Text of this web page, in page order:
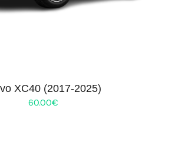
XC40 (2017-2025)
60.00€